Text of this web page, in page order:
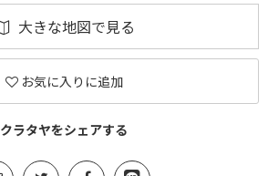
大きな地図で見る
お気に入りに追加
クラタヤをシェアする